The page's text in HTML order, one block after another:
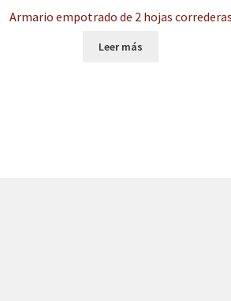
Armario empotrado de 2 hojas correderas
Leer más